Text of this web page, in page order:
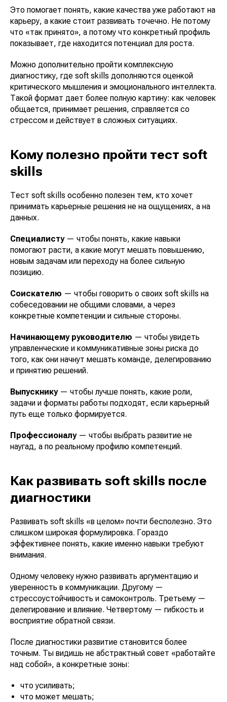
Это помогает понять, какие качества уже работают на
карьеру, а какие стоит развивать точечно. Не потому
что «так принято», а потому что конкретный профиль
показывает, где находится потенциал для роста.
Можно дополнительно пройти комплексную
диагностику, где soft skills дополняются оценкой
критического мышления и эмоционального интеллекта.
Такой формат дает более полную картину: как человек
общается, принимает решения, справляется со
стрессом и действует в сложных ситуациях.
Кому полезно пройти тест soft
skills
Тест soft skills особенно полезен тем, кто хочет
принимать карьерные решения не на ощущениях, а на
данных.
Специалисту— чтобы понять, какие навыки
помогают расти, а какие могут мешать повышению,
новым задачам или переходу на более сильную
позицию.
Соискателю — чтобы говорить о своих soft skills на
собеседовании не общими словами, а через
конкретные компетенции и сильные стороны.
Начинающему руководителю — чтобы увидеть
управленческие и коммуникативные зоны риска до
того, как они начнут мешать команде, делегированию
и принятию решений.
Выпускнику— чтобы лучше понять, какие роли,
задачи и форматы работы подходят, если карьерный
путь еще только формируется.
Профессионалу— чтобы выбрать развитие не
наугад, а по реальному профилю компетенций.
Как развивать soft skills после
диагностики
Развивать soft skills «в целом» почти бесполезно. Это
слишком широкая формулировка. Гораздо
эффективнее понять, какие именно навыки требуют
внимания.
Одному человеку нужно развивать аргументацию и
уверенность в коммуникации. Другому —
стрессоустойчивость и самоконтроль. Третьему —
делегирование и влияние. Четвертому — гибкость и
восприятие обратной связи.
После диагностики развитие становится более
точным. Ты видишь не абстрактный совет «работайте
над собой», а конкретные зоны:
что усиливать;
что может мешать;
Telegram
info@skillcode.pro
Фильмы по саморазвитию
О проекте
Оценить свои навыки
Порядок предоставления услуг и
платежная информация
Политика обработки
персональных данных
Согласие на обработку